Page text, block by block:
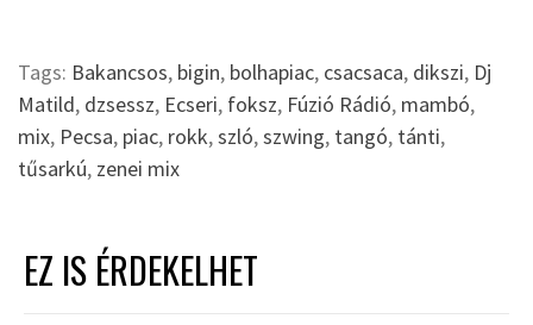
Tags: Bakancsos, bigin, bolhapiac, csacsaca, dikszi, Dj
Matild, dzsessz, Ecseri, foksz, Fúzió Rádió, mambó,
mix, Pecsa, piac, rokk,szló,szwing, tangó, tánti,
tűsarkú, zenei mix
EZ IS ÉRDEKELHET